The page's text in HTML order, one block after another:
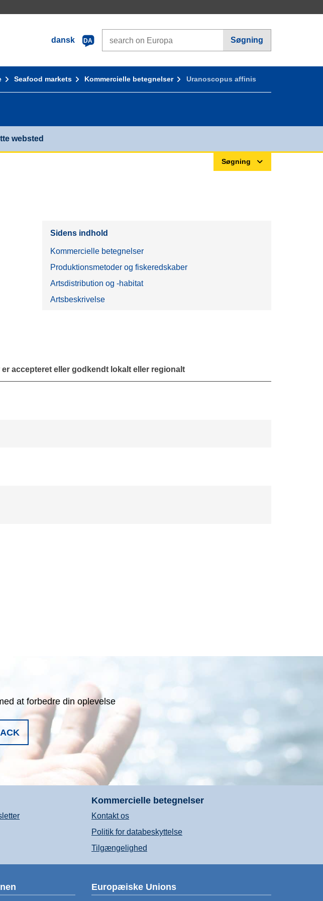
dansk
DA Søgning
Seafood markets Kommercielle betegnelser Uranoscopus affinis
websted
Søgning
Sidens indhold
Kommercielle betegnelser
Produktionsmetoder og fiskeredskaber
Artsdistribution og -habitat
Artsbeskrivelse
er accepteret eller godkendt lokalt eller regionalt
at forbedre din oplevelse
Kommercielle betegnelser
Kontakt os
Politik for databeskyttelse
Tilgængelighed
Europæiske Unions